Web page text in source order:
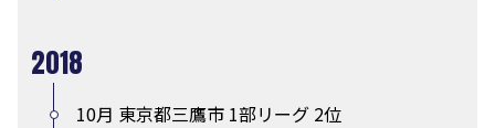
2018
10月 東京都三鷹市 1部リーグ 2位